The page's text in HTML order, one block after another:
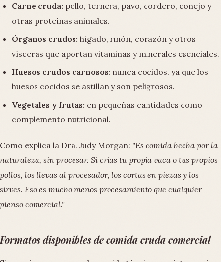
Carne cruda: pollo, ternera, pavo, cordero, conejo y
otras proteínas animales.
Órganos crudos: hígado, riñón, corazón y otros
vísceras que aportan vitaminas y minerales esenciales.
Huesos crudos carnosos: nunca cocidos, ya que los
huesos cocidos se astillan y son peligrosos.
Vegetales y frutas: en pequeñas cantidades como
complemento nutricional.
Como explica la Dra. Judy Morgan: "Es comida hecha por la
naturaleza, sin procesar. Si crías tu propia vaca o tus propios
pollos, los llevas al procesador, los cortas en piezas y los
sirves. Eso es mucho menos procesamiento que cualquier
pienso comercial."
Formatos disponibles de comida cruda comercial